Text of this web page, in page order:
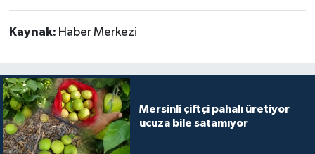
Kaynak: Haber Merkezi
Mersinli çiftçi pahalı üretiyor
ucuza bile satamıyor